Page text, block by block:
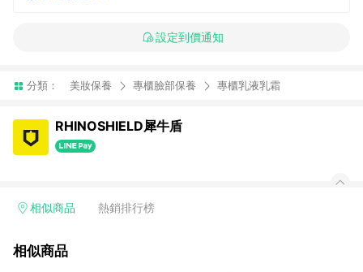
設定到價通知
分類： 美妝保養 專櫃臉部保養 專櫃乳液乳霜
RHINOSHIELD犀牛盾
相似商品 熱銷排行榜
相似商品